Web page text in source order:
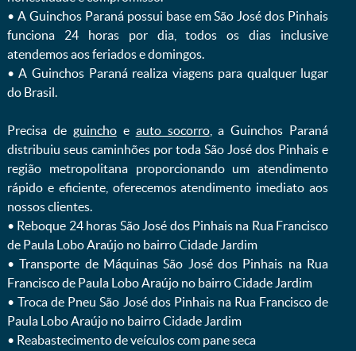
ㅤㅤ• A Guinchos Paraná possui base em São José dos Pinhais
funciona 24 horas por dia, todos os dias inclusive
atendemos aos feriados e domingos.
ㅤㅤ• A Guinchos Paraná realiza viagens para qualquer lugar
do Brasil.
Precisa de guinchoe auto socorro, a Guinchos Paraná
distribuiu seus caminhões por toda São José dos Pinhais e
região metropolitana proporcionando um atendimento
rápido e eficiente, oferecemos atendimento imediato aos
nossos clientes.
ㅤㅤ• Reboque 24 horas São José dos Pinhais na Rua Francisco
de Paula Lobo Araújo no bairro Cidade Jardim
ㅤㅤ• Transporte de Máquinas São José dos Pinhais na Rua
Francisco de Paula Lobo Araújo no bairro Cidade Jardim
ㅤㅤ• Troca de Pneu São José dos Pinhais na Rua Francisco de
Paula Lobo Araújo no bairro Cidade Jardim
ㅤㅤ• Reabastecimento de veículos com pane seca